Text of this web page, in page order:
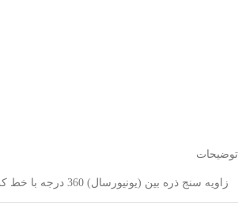
توضیحات
زاویه سنج ذره بین (یونیورسال) 360 درجه با خط کش 30 سانت